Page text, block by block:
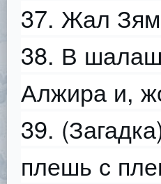
37. Жал
38. В
Алжира и,
39.
плешь с